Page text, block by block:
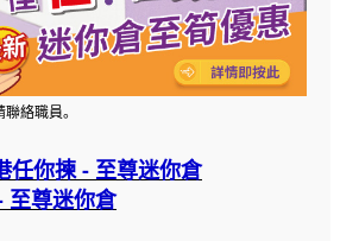
絡職員。
任你揀 - 至尊迷你倉
至尊迷你倉